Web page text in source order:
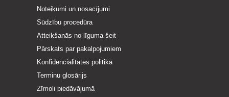
Noteikumi un nosacījumi
Sūdzību procedūra
Atteikšanās no līguma šeit
Pārskats par pakalpojumiem
Konfidencialitātes politika
Terminu glosārijs
Zīmoli piedāvājumā